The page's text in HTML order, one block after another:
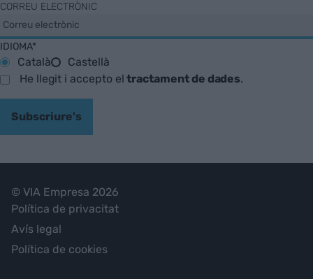
CORREU ELECTRÒNIC
IDIOMA*
Català
Castellà
He llegit i accepto eltractament de dades.
Subscriure's
© VIA Empresa 2026
Política de privacitat
Avís legal
Política de cookies